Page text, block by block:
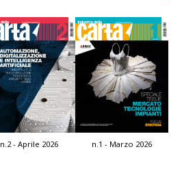
n.2 - Aprile 2026 n.1 - Marzo 2026